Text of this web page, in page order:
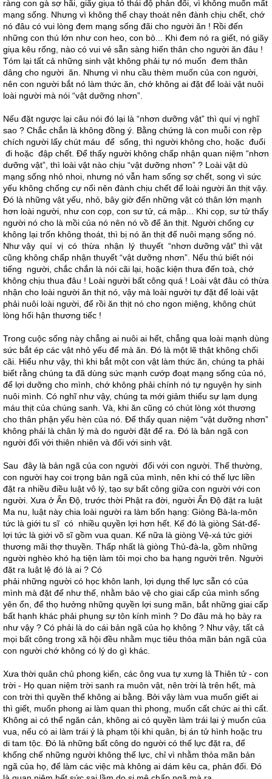
ràng con gà sợ hãi, giãy giụa tỏ thái độ phản đối, vì không muốn mất
mạng sống. Nhưng vì không thể chạy thoát nên đành chịu chết, chớ
nó đâu có vui lòng đem mạng sống đãi cho người ăn ! Rồi đến
những con thú lớn như con heo, con bò... Khi đem nó ra giết, nó giãy
giụa kêu rống, nào có vui vẻ sẵn sàng hiến thân cho người ăn đâu !
Tóm lại tất cả những sinh vật không phải tự nó muốn đem thân
dâng cho người ăn. Nhưng vì nhu cầu thèm muốn của con người,
nên con người bắt nó làm thức ăn, chớ không ai đặt để loài vật nuôi
loài người mà nói “vật dưỡng nhơn”.
Nếu đặt ngược lại câu nói đó lại là “nhơn dưỡng vật” thì quí vị nghĩ
sao ? Chắc chắn là không đồng ý. Bằng chứng là con muỗi con rệp
chích người lấy chút máu để sống, thì người không cho, hoặc đuổi
đi hoặc đập chết. Để thấy người không chấp nhận quan niệm “nhơn
dưỡng vật”, thì loài vật nào chịu “vật dưỡng nhơn” ? Loài vật dù
mạng sống nhỏ nhoi, nhưng nó vẫn ham sống sợ chết, song vì sức
yếu không chống cự nổi nên đành chịu chết để loài người ăn thịt vậy.
Đó là những vật yếu, nhỏ, bây giờ đến những vật có thân lớn mạnh
hơn loài người, như con cọp, con sư tử, cá mập... Khi cọp, sư tử thấy
người nó cho là mồi của nó nên nó vồ để ăn thịt. Người chống cự
không lại trốn không thoát, thì bị nó ăn thịt để nuôi mạng sống nó.
Như vậy quí vị có thừa nhận lý thuyết “nhơn dưỡng vật” thì vật
cũng không chấp nhận thuyết “vật dưỡng nhơn”. Nếu thú biết nói
tiếng người, chắc chắn là nói cãi lại, hoặc kiện thưa đến toà, chớ
không chịu thua đâu ! Loài người bất công quá ! Loài vật đâu có thừa
nhận cho loài người ăn thịt nó, vậy mà loài người tự đặt để loài vật
phải nuôi loài người, để rồi ăn thịt nó cho ngon miệng, không chút
lòng hối hận thương tiếc !
Trong cuộc sống này chẳng ai nuôi ai hết, chẳng qua loài mạnh dùng
sức bắt ép các vật nhỏ yếu để mà ăn. Đó là một lẽ thật không chối
cãi. Hiểu như vậy, thì khi bắt một con vật làm thức ăn, chúng ta phải
biết rằng chúng ta đã dùng sức mạnh cướp đoạt mạng sống của nó,
để lợi dưỡng cho mình, chớ không phải chính nó tự nguyện hy sinh
nuôi mình. Có nghĩ như vậy, chúng ta mới giảm thiểu sự lạm dụng
máu thịt của chúng sanh. Và, khi ăn cũng có chút lòng xót thương
cho thân phận yếu hèn của nó. Để thấy quan niệm “vật dưỡng nhơn”
không phải là chân lý mà do người đặt để ra. Đó là bản ngã con
người đối với thiên nhiên và đối với sinh vật.
Sau đây là bản ngã của con người đối với con người. Thế thường,
con người hay coi trọng bản ngã của mình, nên khi có thế lực liền
đặt ra nhiều điều luật vô lý, tạo sự bất công giữa con người với con
người. Xưa ở Ấn Độ, trước thời Phật ra đời, người Ấn Độ đặt ra luật
Ma nu, luật này chia loài người ra làm bốn hạng: Giòng Bà-la-môn
tức là giới tu sĩ có nhiều quyền lợi hơn hết. Kế đó là giòng Sát-đế-
lợi tức là giới võ sĩ gồm vua quan. Kế nữa là giòng Vệ-xá tức giới
thương mãi thợ thuyền. Thấp nhất là giòng Thủ-đà-la, gồm những
người nghèo khó hạ tiện làm tôi mọi cho ba hạng người trên. Người
đặt ra luật lệ đó là ai ? Có
phải những người có học khôn lanh, lợi dụng thế lực sẵn có của
mình mà đặt để như thế, nhằm bảo vệ cho giai cấp của mình sống
yên ổn, để thọ hưởng những quyền lợi sung mãn, bắt những giai cấp
bất hạnh khác phải phụng sự tôn kính mình ? Do đâu mà họ bày ra
như vậy ? Có phải là do cái bản ngã của họ không ? Như vậy, tất cả
mọi bất công trong xã hội đều nhằm mục tiêu thỏa mãn bản ngã của
con người chớ không có lý do gì khác.
Xưa thời quân chủ phong kiến, các ông vua tự xưng là Thiên tử - con
trời - Họ quan niệm trời sanh ra muôn vật, nên trời là trên hết, mà
con trời thì quyền thế không ai bằng. Bởi vậy làm vua muốn giết ai
thì giết, muốn phong ai làm quan thì phong, muốn cất chức ai thì cất.
Không ai có thể ngăn cản, không ai có quyền làm trái lại ý muốn của
vua, nếu có ai làm trái ý là phạm tội khi quân, bị án tử hình hoặc tru
di tam tộc. Đó là những bất công do người có thế lực đặt ra, để
khống chế những người không thế lực, chỉ vì nhằm thỏa mãn bản
ngã của họ, để làm các việc mà không ai dám kêu ca, phản đối. Đó